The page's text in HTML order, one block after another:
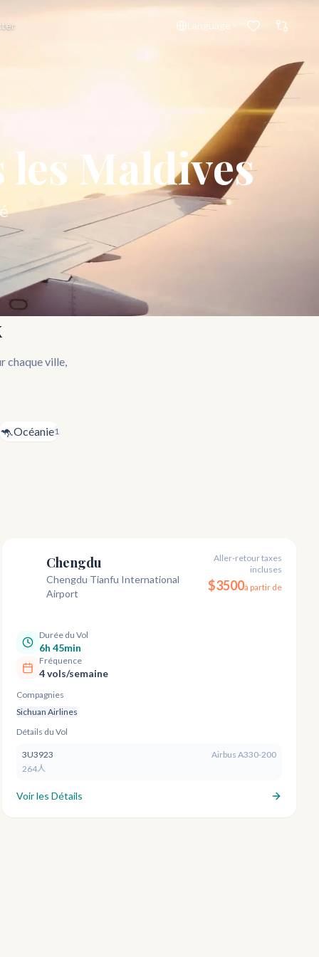
Language
Maldives
chaque ville,
🦘Océanie1
Chengdu
Chengdu Tianfu International
Airport
Aller-retour taxes
incluses
$3500à partir de
Durée du Vol
6h 45min
Fréquence
4 vols/semaine
Compagnies
Sichuan Airlines
Détails du Vol
3U3923
Airbus A330-200
264人
Voir les Détails